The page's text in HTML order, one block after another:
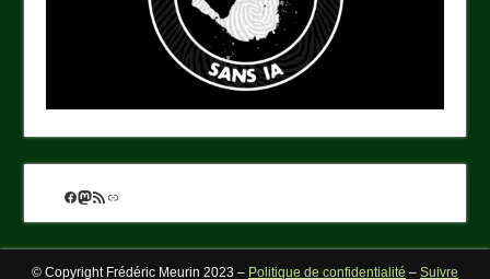
Facebook
Mastodon
Flux RSS
Lien
© Copyright Frédéric Meurin 2023 – Politique de confidentialité – Suivre